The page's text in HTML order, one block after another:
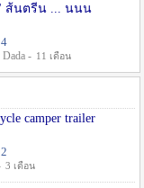
" ส้นตรีน ... นนน
4
Dada - 11 เดือน
camper trailer
2
3 เดือน